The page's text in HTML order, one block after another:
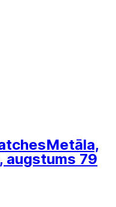
Metāla,
augstums 79